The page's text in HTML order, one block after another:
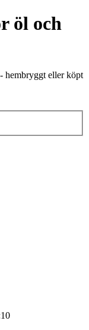
öl och
hembryggt eller köpt